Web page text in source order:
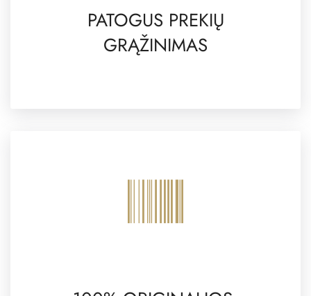
PATOGUS PREKIŲ
GRĄŽINIMAS